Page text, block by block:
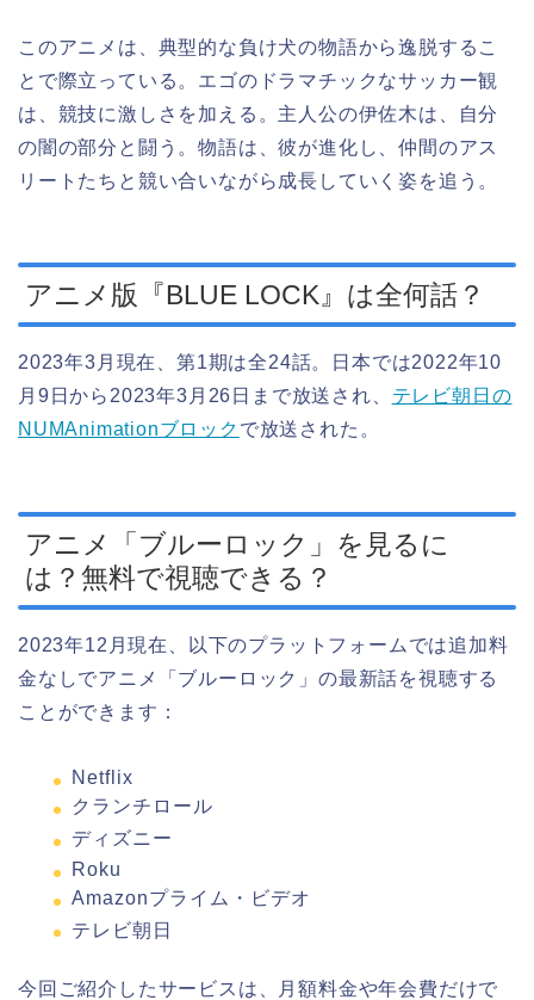
このアニメは、典型的な負け犬の物語から逸脱するこ
とで際立っている。エゴのドラマチックなサッカー観
は、競技に激しさを加える。主人公の伊佐木は、自分
の闇の部分と闘う。物語は、彼が進化し、仲間のアス
リートたちと競い合いながら成長していく姿を追う。
アニメ版『BLUE LOCK』は全何話？
2023年3月現在、第1期は全24話。日本では2022年10
月9日から2023年3月26日まで放送され、 テレビ朝日の
NUMAnimationブロック で放送された。
アニメ「ブルーロック」を見るに
は？無料で視聴できる？
2023年12月現在、以下のプラットフォームでは追加料
金なしでアニメ「ブルーロック」の最新話を視聴する
ことができます：
Netflix
クランチロール
ディズニー
Roku
Amazonプライム・ビデオ
テレビ朝日
今回ご紹介したサービスは、月額料金や年会費だけで